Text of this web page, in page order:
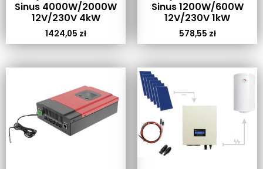
Sinus 4000W/2000W
12V/230V 4kW
1424,05 zł
Sinus 1200W/600W
12V/230V 1kW
578,55 zł